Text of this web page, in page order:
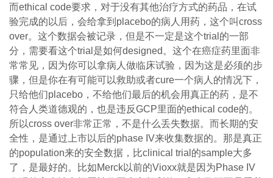
而ethical code要求，对于没有其他治疗方式的药品，在试
验完成的以后，会给拿到placebo的病人用药，这个叫cross
over。这个数据会被记录，但是不一定是这个trial的一部
分，需要看这个trial是如何designed。这个在癌症药里面非
常常见，因为你可以拿病人做临床试验，因为这是必须的步
骤，但是你在有可能可以救助或者cure一个病人的情况下，
只给他们placebo，不给他们最后的机会用真正的药，是不
符合人类道德观的，也是违反GCP里面的ethical code的。
所以cross over非常正常，不是什么丢失数据。而长期的安
全性，是通过上市以后的phase IV来收集数据的。那是真正
的population来的安全数据，比clinical trial的sample大多
了，是最好的。比如Merck以前的Vioxx就是因为Phase IV